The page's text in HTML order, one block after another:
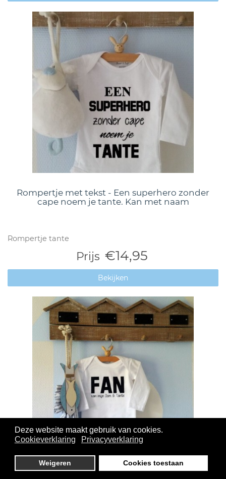
Deze website maakt gebruik van cookies.
Cookieverklaring
Privacyverklaring
Weigeren Cookies toestaan
Rompertje met tekst - Een superhero zonder
cape noem je tante. Kan met naam
Rompertje tante
Prijs €14,95
Bekijken